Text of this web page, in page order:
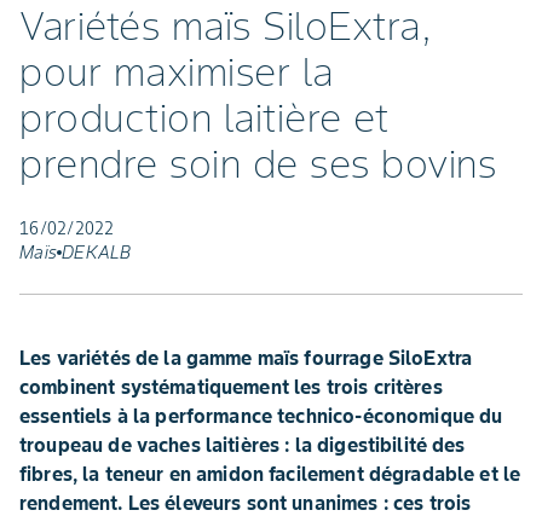
Variétés maïs SiloExtra,
pour maximiser la
production laitière et
prendre soin de ses bovins
16/02/2022
Maïs DEKALB
Les variétés de la gamme maïs fourrage SiloExtra
combinent systématiquement les trois critères
essentiels à la performance technico-économique du
troupeau de vaches laitières : la digestibilité des
fibres, la teneur en amidon facilement dégradable et le
rendement. Les éleveurs sont unanimes : ces trois